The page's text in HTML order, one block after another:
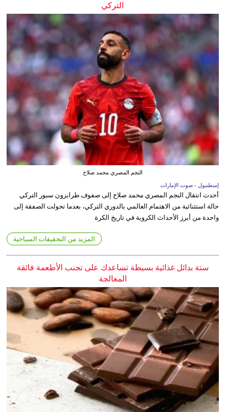
التركي
النجم المصري محمد صلاح
إسطنبول - صوت الإمارات
أحدث انتقال النجم المصري محمد صلاح إلى صفوف طرابزون سبور التركي
حالة استثنائية من الاهتمام العالمي بالدوري التركي، بعدما تحولت الصفقة إلى
واحدة من أبرز الأحداث الكروية في تاريخ الكرة
المزيد من التحقيقات السياحية
ستة بدائل غذائية بسيطة تساعدك على تجنب الأطعمة فائقة
المعالجة